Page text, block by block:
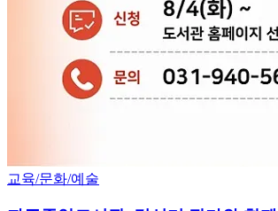
교육/문화/예술